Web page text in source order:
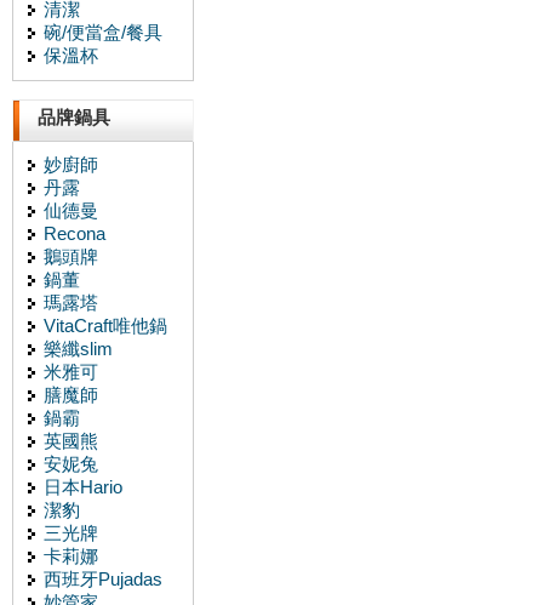
清潔
碗/便當盒/餐具
保溫杯
品牌鍋具
妙廚師
丹露
仙德曼
Recona
鵝頭牌
鍋董
瑪露塔
VitaCraft唯他鍋
樂纖slim
米雅可
膳魔師
鍋霸
英國熊
安妮兔
日本Hario
潔豹
三光牌
卡莉娜
西班牙Pujadas